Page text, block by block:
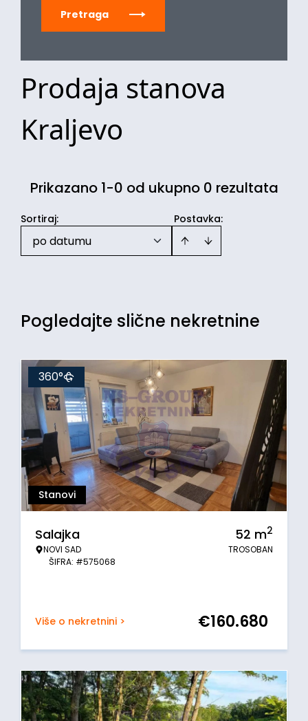
Pretraga
Prodaja stanova
Kraljevo
Prikazano 1-0 od ukupno 0 rezultata
Postavka:
Sortiraj:
po datumu
Pogledajte slične nekretnine
Stanovi
360°
Salajka
NOVI SAD
ŠIFRA: #575068
52 m2
TROSOBAN
Više o nekretnini > €160.680